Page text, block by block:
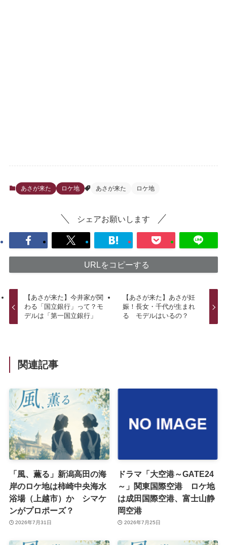
あさが来た ロケ地 あさが来た ロケ地
シェアお願いします
URLをコピーする
【あさが来た】今井家が関
わる「国立銀行」って？モ
デルは「第一国立銀行」
【あさが来た】あさが妊
娠！長女・千代が生まれ
る モデルはいるの？
関連記事
「風、薫る」新潟高田の海
岸のロケ地は柿崎中央海水
浴場（上越市）か シマケ
ンがプロポーズ？
2026年7月31日
ドラマ「大空港～GATE24
～」関東国際空港 ロケ地
は成田国際空港、富士山静
岡空港
2026年7月25日